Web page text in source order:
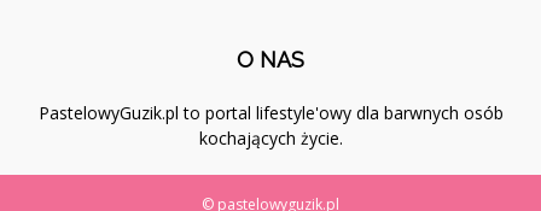
O NAS
PastelowyGuzik.pl to portal lifestyle'owy dla barwnych osób
kochających życie.
© pastelowyguzik.pl